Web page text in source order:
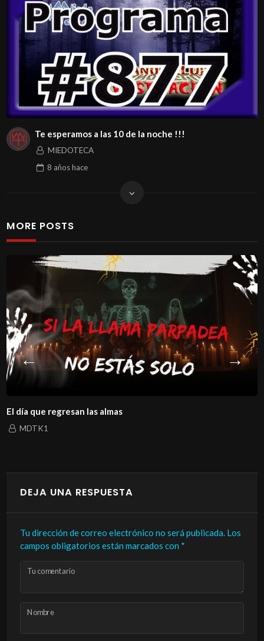
Te esperamos a las 10 de la noche !!!
MIEDOTECA
8 añoshace
MORE POSTS
El día que regresan las almas
MDTK1
DEJA UNA RESPUESTA
Tu dirección de correo electrónico no será publicada. Los
campos obligatorios están marcados con *
Tu comentario
Nombre